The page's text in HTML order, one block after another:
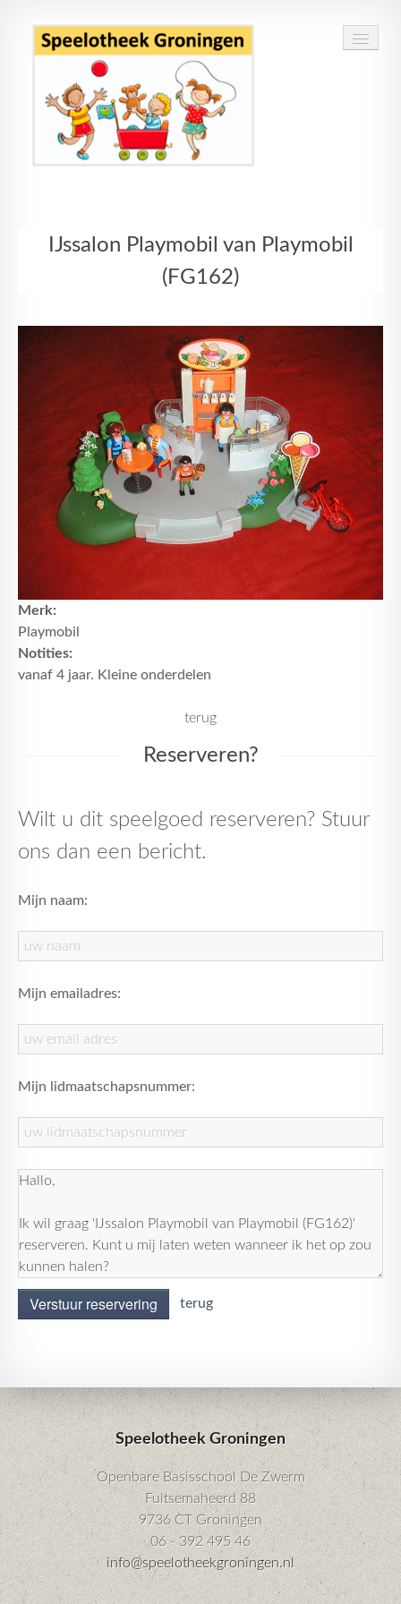
Speelgoed
Routebeschrijving
IJssalon Playmobil van Playmobil
(FG162)
Merk:
Playmobil
Notities:
vanaf 4 jaar. Kleine onderdelen
terug
Reserveren?
Wilt u dit speelgoed reserveren? Stuur
ons dan een bericht.
Mijn naam:
Mijn emailadres:
Mijn lidmaatschapsnummer:
Verstuur reservering terug
Speelotheek Groningen
Openbare Basisschool De Zwerm
Fultsemaheerd 88
9736 CT Groningen
06 - 392 495 46
info@speelotheekgroningen.nl